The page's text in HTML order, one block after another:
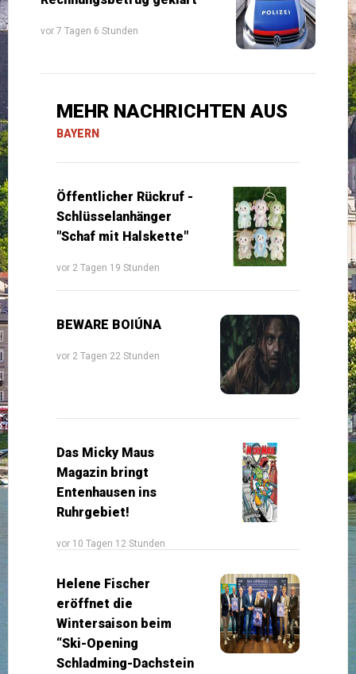
vor 7 Tagen 6 Stunden
MEHR NACHRICHTEN AUS
BAYERN
Öffentlicher Rückruf -
Schlüsselanhänger
"Schaf mit Halskette"
vor 2 Tagen 19 Stunden
BEWARE BOIÚNA
vor 2 Tagen 22 Stunden
Das Micky Maus
Magazin bringt
Entenhausen ins
Ruhrgebiet!
vor 10 Tagen 12 Stunden
Helene Fischer
eröffnet die
Wintersaison beim
“Ski-Opening
Schladming-Dachstein